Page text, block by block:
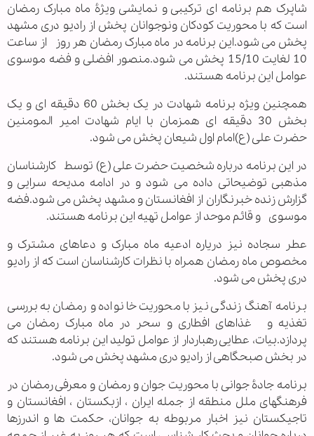
شاپرک هم برنامه ای ترکیبی و نمایشی ویژۀ ماه مبارک رمضان
است که با محوریت کودکان ونوجوانان پخش از رادیو دری مشهد
پخش می شود.این برنامه در ماه مبارک رمضان هر روز از ساعت
10 لغایت 15/10 پخش می شود.منصور افضلی و فضه موسوی
عوامل این برنامه هستند.
همچنین ویژه برنامه شهادت در یک بخش 60 دقیقه ای و یک
بخش 30 دقیقه ای همزمان با ایام شهادت امیر المومنین
حضرت علی (ع)امام اول شیعان پخش می شود.
در این برنامه درباره شخصیت حضرت علی (ع) توسط کارشناسان
مذهبی توضیحاتی داده می شود و در ادامه مدیحه سرایی و
گزارش زنده خبرنگاران از افغانستان و مشهد پخش می شود.فضه
موسوی و قائم موحد از عوامل تهیه این برنامه هستند.
عطر سجاده نیز دریاره ادعیه ماه مبارک و دعاهای مشترک و
مخصوص ماه رمضان همراه با نظرات کارشناسان است که از رادیو
دری پخش می شود.
برنامه آهنگ زندگی نیز با محوریت خانواده و رمضان به بررسی
تغذیه و غذاهای افطاری و سحر در ماه مبارک رمضان می
پردازد.بیات، عطایی رهباردار از عوامل تولید این برنامه هستند که
در بخش صبحگاهی از رادیو دری مشهد پخش می شود.
برنامه جادۀ جوانی با محوریت جوان و رمضان و معرفی رمضان در
فرهنگهای ملل منطقه از جمله ایران ، ازبکستان ، افغانستان و
تاجیکستان نیز اخبار مربوطه به جوانان، حکمت ها و اندرزها